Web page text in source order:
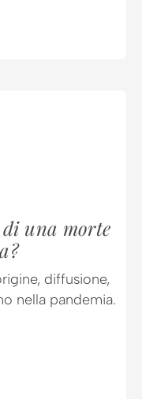
una morte
diffusione,
nella pandemia.